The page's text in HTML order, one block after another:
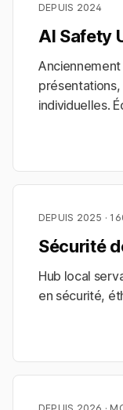
DEPUIS 2024
AI Safety
Anciennement
individuelles.
DEPUIS 2025 ·
Sécurité
Hub local
en sécurité,